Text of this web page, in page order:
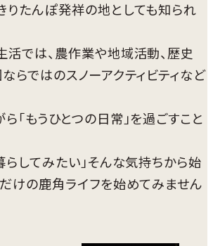
りたんぽ発祥の地としても知られ
では、農作業や地域活動、歴史
らではのスノーアクティビティなど
「もうひとつの日常」を過ごすこと
らしてみたい」そんな気持ちから始
けの鹿角ライフを始めてみません